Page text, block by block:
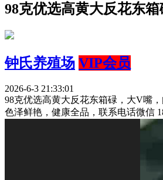
98克优选高黄大反花东
钟氏养殖场 VIP会员
2026-6-3 21:33:01
98克优选高黄大反花东箱碌，大V嘴
色泽鲜艳，健康全品，联系电话微信